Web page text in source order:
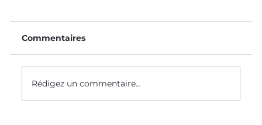
Commentaires
Rédigez un commentaire...